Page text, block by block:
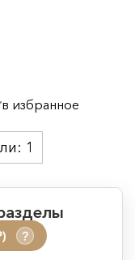
) ?
1
в избранное